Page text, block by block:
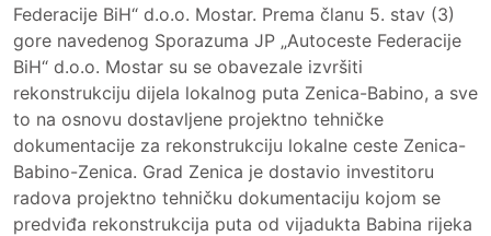
Federacije BiH“ d.o.o. Mostar. Prema članu 5. stav (3)
gore navedenog Sporazuma JP „Autoceste Federacije
BiH“ d.o.o. Mostar su se obavezale izvršiti
rekonstrukciju dijela lokalnog puta Zenica-Babino, a sve
to na osnovu dostavljene projektno tehničke
dokumentacije za rekonstrukciju lokalne ceste Zenica-
Babino-Zenica. Grad Zenica je dostavio investitoru
radova projektno tehničku dokumentaciju kojom se
predviđa rekonstrukcija puta od vijadukta Babina rijeka